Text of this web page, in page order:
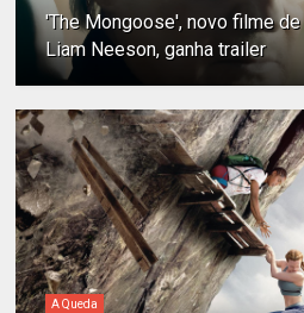
'The Mongoose', novo filme
Liam Neeson, ganha trailer
A Queda